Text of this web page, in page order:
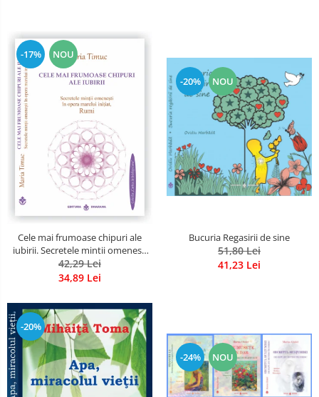
-17% NOU
Cele mai frumoase chipuri ale
iubirii. Secretele mintii omenesti
in opera marelui initiat, Rumi
42,29 Lei
34,89 Lei
-20% NOU
Bucuria Regasirii de sine
51,80 Lei
41,23 Lei
-20%
-24% NOU